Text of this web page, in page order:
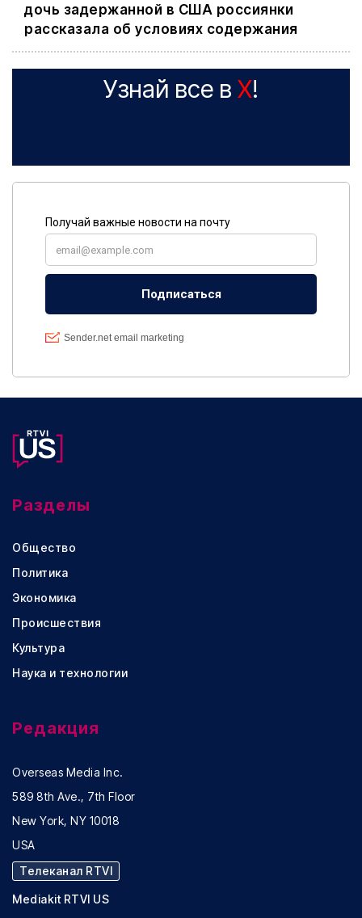
дочь задержанной в США россиянки
рассказала об условиях содержания
Узнай все в X!
Разделы
Общество
Политика
Экономика
Происшествия
Культура
Наука и технологии
Редакция
Overseas Media Inc.
589 8th Ave., 7th Floor
New York, NY 10018
USA
Телеканал RTVI
Mediakit RTVI US